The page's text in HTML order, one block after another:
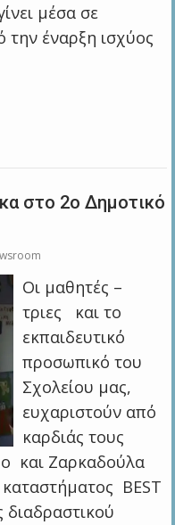
μέσα σε
την έναρξη ισχύος
στο 2o Δημοτικό
Οι μαθητές –
τριες και το
εκπαιδευτικό
προσωπικό του
Σχολείου μας,
ευχαριστούν από
καρδιάς τους
και Ζαρκαδούλα
BEST